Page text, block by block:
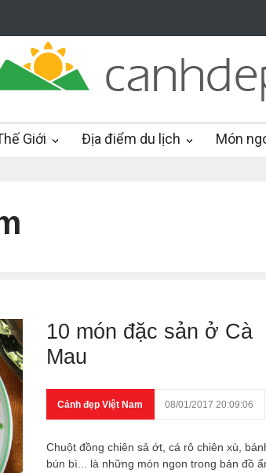
Giới Địa điểm du lịch Món
10 món đặc sản ở Cà
Mau
Cảnh đẹp Việt Nam 08/01/2017 20:09:06
Chuột đồng chiên sả ớt, cá rô chiên xù,
bún bì... là những món ngon trong bản đồ